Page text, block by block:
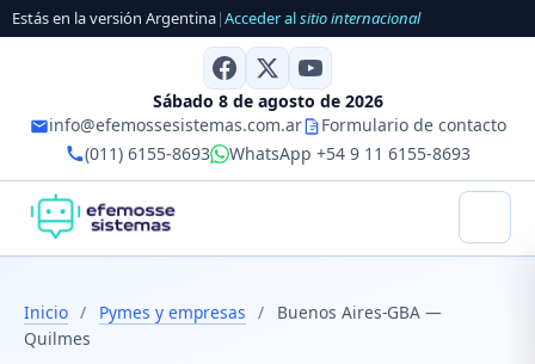
Estás en la versión Argentina|Acceder alsitio internacional
Sábado 8 de agosto de 2026
info@efemossesistemas.com.ar
Formulario de contacto
(011) 6155-8693
WhatsApp +54 9 11 6155-8693
Inicio / Pymes y empresas /
Buenos Aires-GBA —
Quilmes